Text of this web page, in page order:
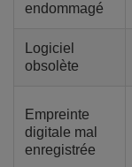
Voir
endommagé
Logiciel
obsolète
Empreinte
digitale mal
enregistrée